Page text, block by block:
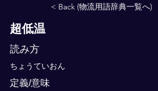
< Back (物流用語辞典一覧へ)
超低温
読み方
ちょうていおん
定義/意味